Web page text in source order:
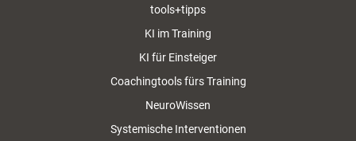
tools+tipps
KI im Training
KI für Einsteiger
Coachingtools fürs Training
NeuroWissen
Systemische Interventionen